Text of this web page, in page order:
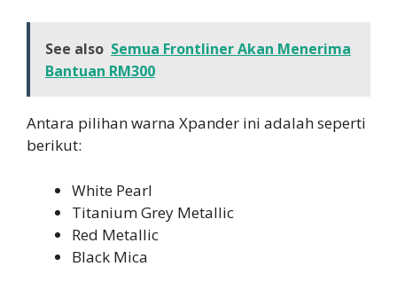
See also Semua Frontliner Akan Menerima
Bantuan RM300
Antara pilihan warna Xpander ini adalah seperti
berikut:
White Pearl
Titanium Grey Metallic
Red Metallic
Black Mica